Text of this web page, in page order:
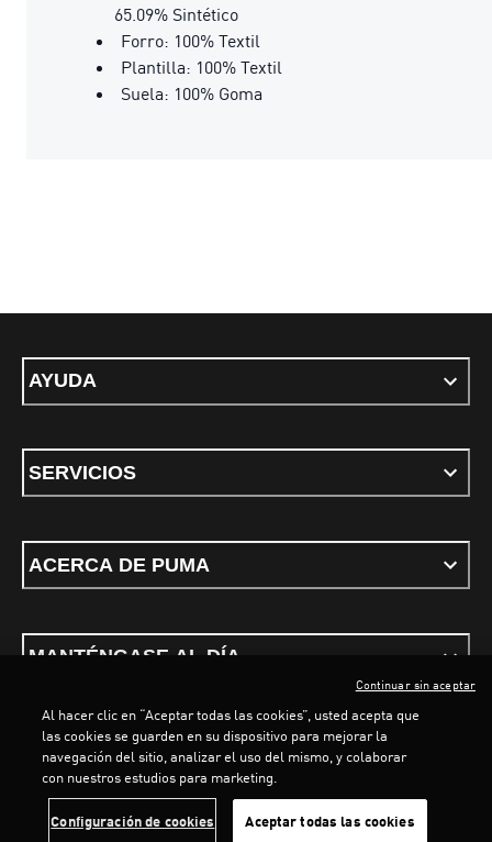
LOADING...
65.09% Sintético
Forro: 100% Textil
Plantilla: 100% Textil
Suela: 100% Goma
AYUDA
SERVICIOS
ACERCA DE PUMA
MANTÉNGASE AL DÍA
Términos y condicionesPolítica de Privacidad
PUMA, 2026. Todos los derechos reservados
Al hacer clic en “Aceptar todas las cookies”, usted acepta que
las cookies se guarden en su dispositivo para mejorar la
navegación del sitio, analizar el uso del mismo, y colaborar
con nuestros estudios para marketing.
Configuración de cookies Aceptar todas las cookies
Continuar sin aceptar